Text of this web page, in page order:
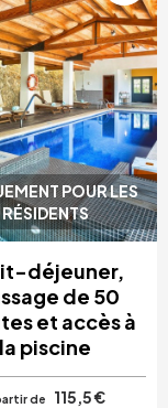
POUR LES
RÉSIDENTS
déjeuner,
de 50
et accès à
la piscine
de
115,5 €